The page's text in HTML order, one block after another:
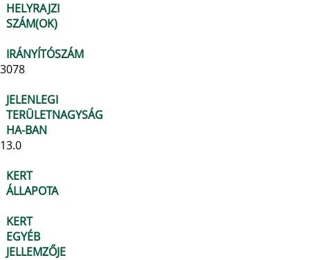
HELYRAJZI
SZÁM(OK)
IRÁNYÍTÓSZÁM
3078
JELENLEGI
TERÜLETNAGYSÁG
HA-BAN
13.0
KERT
ÁLLAPOTA
KERT
EGYÉB
JELLEMZŐJE